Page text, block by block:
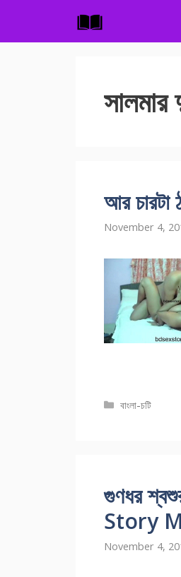
content
সালমার
আর
November 4,
Categories
বাংলা-চটি
গুণধর
Story
November 4,